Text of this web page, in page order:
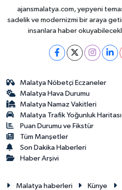
ajansmalatya.com, yepyeni
sadelik ve modernizmi bir araya
insanlara haber
Malatya Nöbetçi Eczaneler
Malatya Hava Durumu
Malatya Namaz Vakitleri
Malatya Trafik Yoğunluk Haritası
Puan Durumu ve Fikstür
Tüm Manşetler
Son Dakika Haberleri
Haber Arşivi
Malatya haberleri Künye